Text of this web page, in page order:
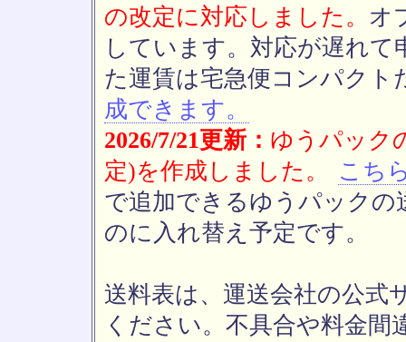
の改定に対応しました。 オ
しています。対応が遅れ
た運賃は宅急便コンパクト
成できます。
2026/7/21更新： ゆうパック
定)を作成しました。
こち
で追加できるゆうパックの
のに入れ替え予定です。
送料表は、運送会社の公式
ください。不具合や料金間